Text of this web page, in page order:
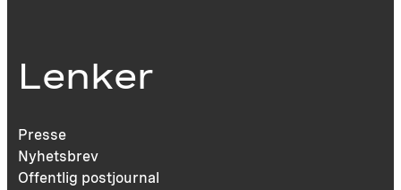
Lenker
Presse
Nyhetsbrev
Offentlig postjournal